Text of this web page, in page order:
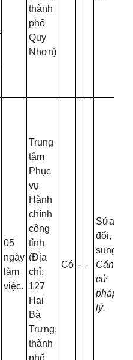
thành
phố
Quy
Nhơn)
05
ngày
làm
việc.
Trung
tâm
Phục
vụ
Hành
chính
công
tỉnh
(Địa
chỉ:
127
Hai
Bà
Trưng,
thành
phố
Có - -
Sửa
đổi, bổ
sung
Căn
cứ
pháp
lý.